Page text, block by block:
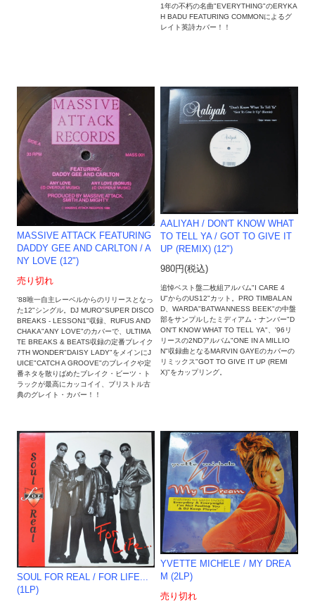
1年の不朽の名曲"EVERYTHING"のERYKA
H BADU FEATURING COMMONによるグ
レイト英詩カバー！！
MASSIVE ATTACK FEATURING
DADDY GEE AND CARLTON / A
NY LOVE (12")
売り切れ
'88唯一自主レーベルからのリリースとなっ
た12"シングル。DJ MURO"SUPER DISCO
BREAKS - LESSON1"収録、RUFUS AND
CHAKA"ANY LOVE"のカバーで、ULTIMA
TE BREAKS & BEATS収録の定番ブレイク
7TH WONDER"DAISY LADY"をメインにJ
UICE"CATCH A GROOVE"のブレイクや定
番ネタを散りばめたブレイク・ビーツ・ト
ラックが最高にカッコイイ、ブリストル古
典のグレイト・カバー！！
AALIYAH / DON'T KNOW WHAT
TO TELL YA / GOT TO GIVE IT
UP (REMIX) (12")
980円(税込)
追悼ベスト盤二枚組アルバム"I CARE 4
U"からのUS12"カット。PRO TIMBALAN
D、WARDA"BATWANNESS BEEK"の中盤
部をサンプルしたミディアム・ナンバー"D
ON'T KNOW WHAT TO TELL YA"、'96リ
リースの2NDアルバム"ONE IN A MILLIO
N"収録曲となるMARVIN GAYEのカバーの
リミックス"GOT TO GIVE IT UP (REMI
X)"をカップリング。
SOUL FOR REAL / FOR LIFE...
(1LP)
YVETTE MICHELE ‎/ MY DREA
M (2LP)
売り切れ